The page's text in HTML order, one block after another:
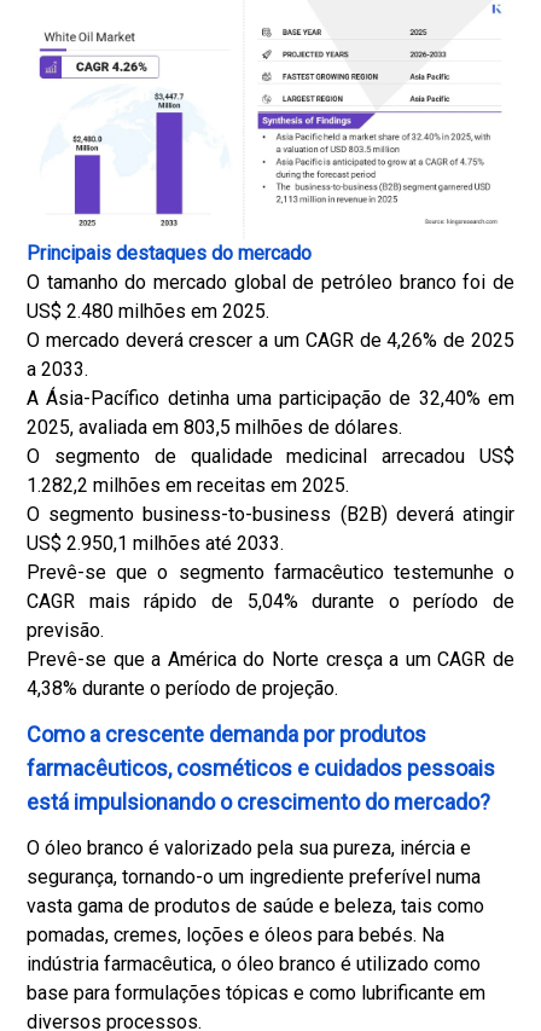
Principais destaques do mercado
O tamanho do mercado global de petróleo branco foi de
US$ 2.480 milhões em 2025.
O mercado deverá crescer a um CAGR de 4,26% de 2025
a 2033.
A Ásia-Pacífico detinha uma participação de 32,40% em
2025, avaliada em 803,5 milhões de dólares.
O segmento de qualidade medicinal arrecadou US$
1.282,2 milhões em receitas em 2025.
O segmento business-to-business (B2B) deverá atingir
US$ 2.950,1 milhões até 2033.
Prevê-se que o segmento farmacêutico testemunhe o
CAGR mais rápido de 5,04% durante o período de
previsão.
Prevê-se que a América do Norte cresça a um CAGR de
4,38% durante o período de projeção.
Como a crescente demanda por produtos
farmacêuticos, cosméticos e cuidados pessoais
está impulsionando o crescimento do mercado?
O óleo branco é valorizado pela sua pureza, inércia e
segurança, tornando-o um ingrediente preferível numa
vasta gama de produtos de saúde e beleza, tais como
pomadas, cremes, loções e óleos para bebés. Na
indústria farmacêutica, o óleo branco é utilizado como
base para formulações tópicas e como lubrificante em
diversos processos.